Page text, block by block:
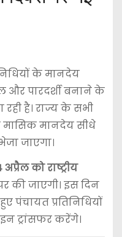
के मानदेय
और पारदर्शी बनाने के
है। राज्य के सभी
मानदेय सीधे
जाएगा।
अप्रैल को राष्ट्रीय
की जाएगी। इस दिन
पंचायत प्रतिनिधियों
ट्रांसफर करेंगे।